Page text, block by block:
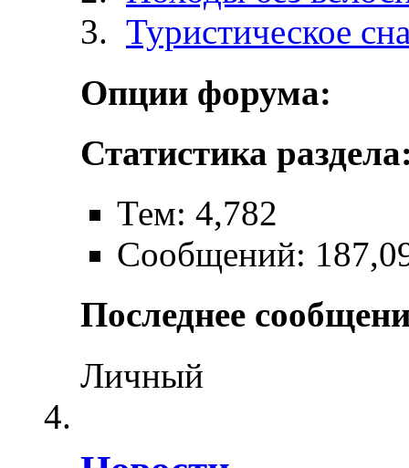
Туристическое
Опции форума:
Статистика
Тем: 4,782
Сообщений:
Последнее
Личный